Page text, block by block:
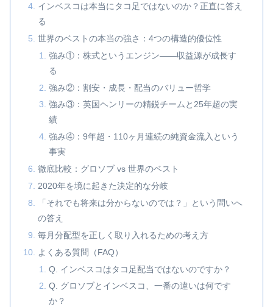
インベスコは本当にタコ足ではないのか？正直に答え
る
世界のベストの本当の強さ：4つの構造的優位性
強み①：株式というエンジン——収益源が成長す
る
強み②：割安・成長・配当のバリュー哲学
強み③：英国ヘンリーの精鋭チームと25年超の実
績
強み④：9年超・110ヶ月連続の純資金流入という
事実
徹底比較：グロソブ vs 世界のベスト
2020年を境に起きた決定的な分岐
「それでも将来は分からないのでは？」という問いへ
の答え
毎月分配型を正しく取り入れるための考え方
よくある質問（FAQ）
Q. インベスコはタコ足配当ではないのですか？
Q. グロソブとインベスコ、一番の違いは何です
か？